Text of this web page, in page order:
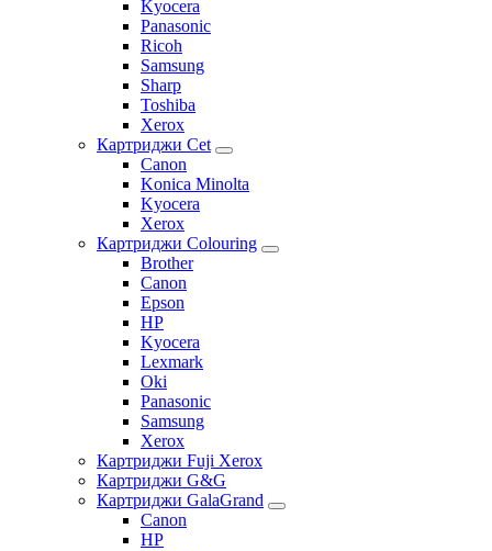
Kyocera
Panasonic
Ricoh
Samsung
Sharp
Toshiba
Xerox
Картриджи Cet
Canon
Konica Minolta
Kyocera
Xerox
Картриджи Colouring
Brother
Canon
Epson
HP
Kyocera
Lexmark
Oki
Panasonic
Samsung
Xerox
Картриджи Fuji Xerox
Картриджи G&G
Картриджи GalaGrand
Canon
HP